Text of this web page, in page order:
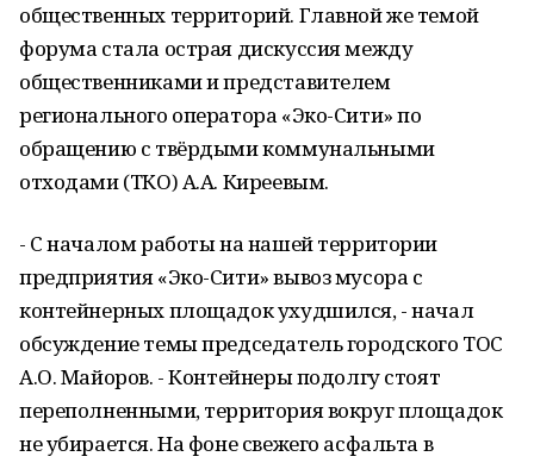
общественных территорий. Главной же темой
форума стала острая дискуссия между
общественниками и представителем
регионального оператора «Эко-Сити» по
обращению с твёрдыми коммунальными
отходами (ТКО) А.А. Киреевым.
- С началом работы на нашей территории
предприятия «Эко-Сити» вывоз мусора с
контейнерных площадок ухудшился, - начал
обсуждение темы председатель городского ТОС
А.О. Майоров. - Контейнеры подолгу стоят
переполненными, территория вокруг площадок
не убирается. На фоне свежего асфальта в